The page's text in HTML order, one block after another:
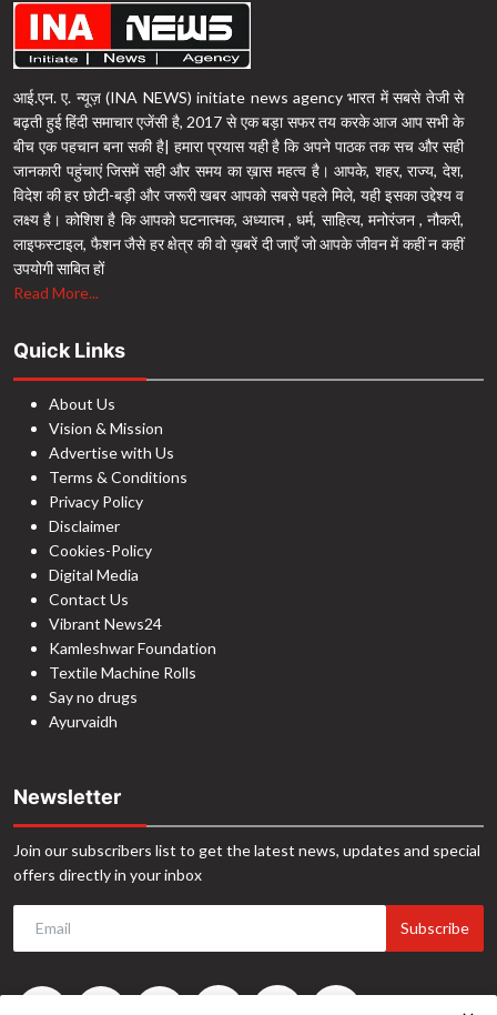
आई.एन. ए. न्यूज़ (INA NEWS) initiate news agency भारत में सबसे तेजी से
बढ़ती हुई हिंदी समाचार एजेंसी है, 2017 से एक बड़ा सफर तय करके आज आप सभी के
बीच एक पहचान बना सकी है| हमारा प्रयास यही है कि अपने पाठक तक सच और सही
जानकारी पहुंचाएं जिसमें सही और समय का ख़ास महत्व है। आपके, शहर, राज्य, देश,
विदेश की हर छोटी-बड़ी और जरूरी खबर आपको सबसे पहले मिले, यही इसका उद्देश्य व
लक्ष्य है। कोशिश है कि आपको घटनात्मक, अध्यात्म , धर्म, साहित्य, मनोरंजन , नौकरी,
लाइफस्टाइल, फैशन जैसे हर क्षेत्र की वो ख़बरें दी जाएँ जो आपके जीवन में कहीं न कहीं
उपयोगी साबित हों
Read More...
Quick Links
About Us
Vision & Mission
Advertise with Us
Terms & Conditions
Privacy Policy
Disclaimer
Cookies-Policy
Digital Media
Contact Us
Vibrant News24
Kamleshwar Foundation
Textile Machine Rolls
Say no drugs
Ayurvaidh
Newsletter
Join our subscribers list to get the latest news, updates and special
offers directly in your inbox
Subscribe